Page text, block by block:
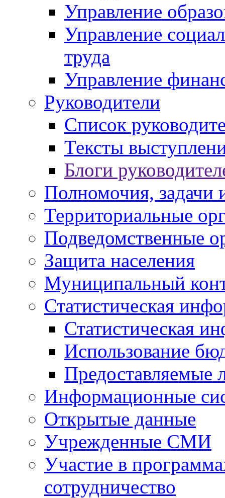
Управление
Управление
труда
Управление
Руководители
Список
Тексты
Блоги
Полномочия, задачи
Территориальные
Подведомственные
Защита населения
Муниципальный
Статистическая
Статистическая
Использование
Предоставляемые
Информационные
Открытые данные
Учрежденные СМИ
Участие в
сотрудничество